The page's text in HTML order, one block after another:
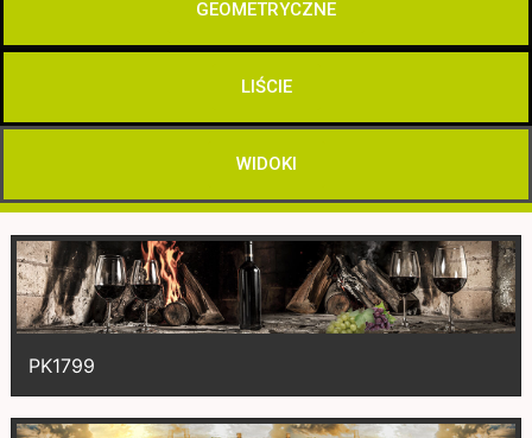
GEOMETRYCZNE
LIŚCIE
WIDOKI
PK1799